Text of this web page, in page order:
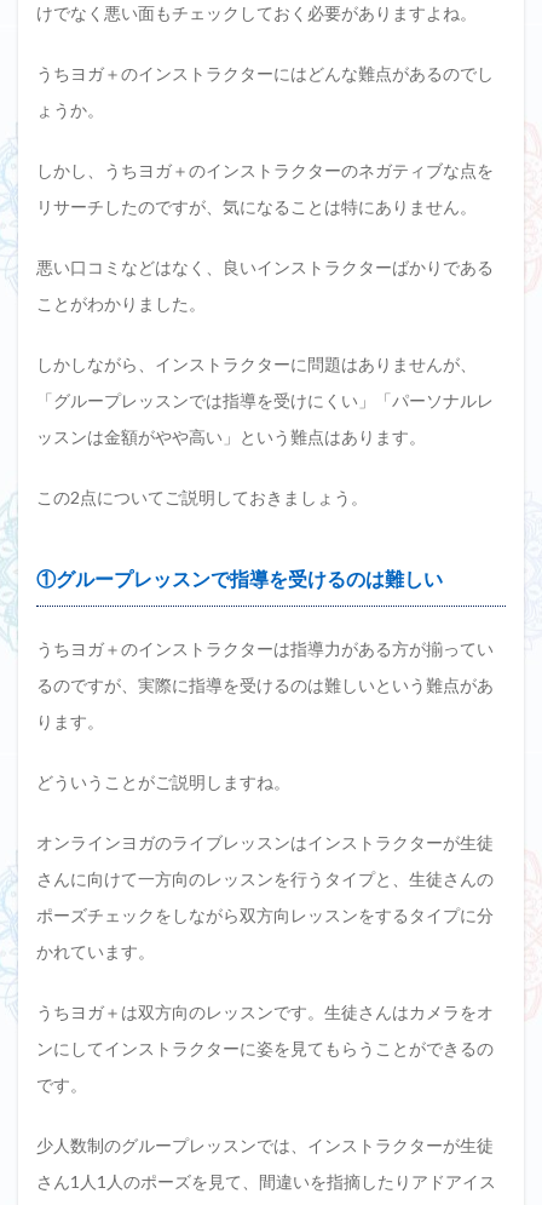
けでなく悪い面もチェックしておく必要がありますよね。
うちヨガ＋のインストラクターにはどんな難点があるのでし
ょうか。
しかし、うちヨガ＋のインストラクターのネガティブな点を
リサーチしたのですが、気になることは特にありません。
悪い口コミなどはなく、良いインストラクターばかりである
ことがわかりました。
しかしながら、インストラクターに問題はありませんが、
「グループレッスンでは指導を受けにくい」「パーソナルレ
ッスンは金額がやや高い」という難点はあります。
この2点についてご説明しておきましょう。
①グループレッスンで指導を受けるのは難しい
うちヨガ＋のインストラクターは指導力がある方が揃ってい
るのですが、実際に指導を受けるのは難しいという難点があ
ります。
どういうことがご説明しますね。
オンラインヨガのライブレッスンはインストラクターが生徒
さんに向けて一方向のレッスンを行うタイプと、生徒さんの
ポーズチェックをしながら双方向レッスンをするタイプに分
かれています。
うちヨガ＋は双方向のレッスンです。生徒さんはカメラをオ
ンにしてインストラクターに姿を見てもらうことができるの
です。
少人数制のグループレッスンでは、インストラクターが生徒
さん1人1人のポーズを見て、間違いを指摘したりアドアイス